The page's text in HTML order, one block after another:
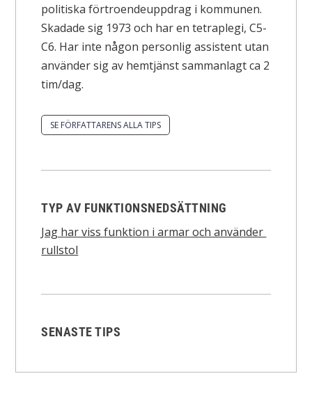
politiska förtroendeuppdrag i kommunen.
Skadade sig 1973 och har en tetraplegi, C5-
C6. Har inte någon personlig assistent utan
använder sig av hemtjänst sammanlagt ca 2
tim/dag.
SE FÖRFATTARENS ALLA TIPS
TYP AV FUNKTIONSNEDSÄTTNING
Jag har viss funktion i armar och använder
rullstol
SENASTE TIPS